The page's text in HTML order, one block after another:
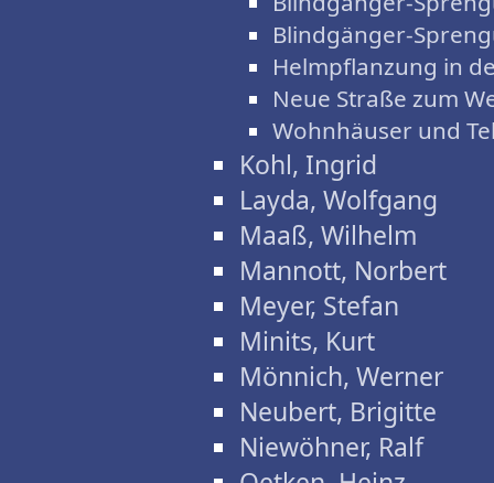
Blindgänger-
Helmpflanzung in
Neue Straße zum
Wohnhäuser und
Kohl, Ingrid
Layda, Wolfgang
Maaß, Wilhelm
Mannott, Norbert
Meyer, Stefan
Minits, Kurt
Mönnich, Werner
Neubert, Brigitte
Niewöhner, Ralf